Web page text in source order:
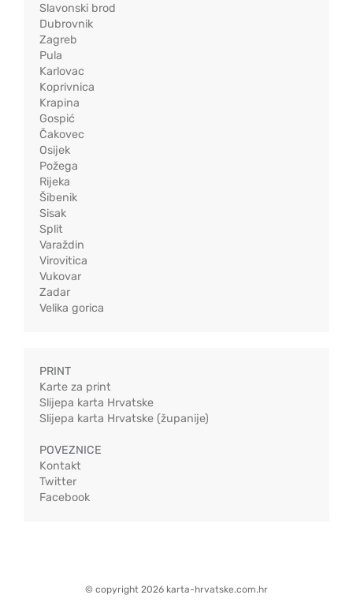
Slavonski brod
Dubrovnik
Zagreb
Pula
Karlovac
Koprivnica
Krapina
Gospić
Čakovec
Osijek
Požega
Rijeka
Šibenik
Sisak
Split
Varaždin
Virovitica
Vukovar
Zadar
Velika gorica
PRINT
Karte za print
Slijepa karta Hrvatske
Slijepa karta Hrvatske (županije)
POVEZNICE
Kontakt
Twitter
Facebook
© copyright 2026 karta-hrvatske.com.hr